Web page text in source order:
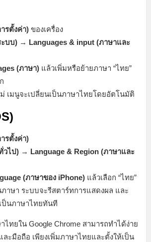
รตั้งค่า) ของเครื่อง
ะบบ) → Languages & input (ภาษาและ
(ภาษา) แล้วเพิ่มหรือย้ายภาษา “ไทย”
ม่ เมนูจะเปลี่ยนเป็นภาษาไทยโดยอัตโนมัติ
รตั้งค่า)
วไป) → Language & Region (ภาษาและ
(ภาษาของ iPhone) แล้วเลือก “ไทย”
าษา ระบบจะรีสตาร์ทการแสดงผล และ
ป็นภาษาไทยทันที
ไทยใน Google Chrome สามารถทำได้ง่าย
ะมือถือ เพียงเพิ่มภาษาไทยและตั้งให้เป็น